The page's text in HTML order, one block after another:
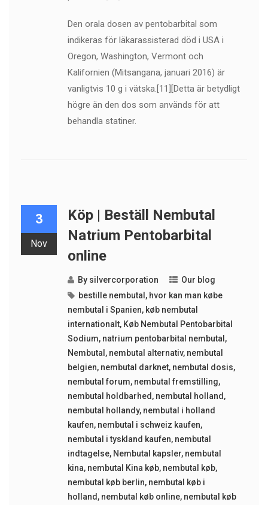
Den orala dosen av pentobarbital som
indikeras för läkarassisterad död i USA i
Oregon, Washington, Vermont och
Kalifornien (Mitsangana, januari 2016) är
vanligtvis 10 g i vätska.[11][Detta är betydligt
högre än den dos som används för att
behandla statiner.
3
Nov
Köp | Beställ Nembutal
Natrium Pentobarbital
online
By silvercorporation
Our blog
bestille nembutal, hvor kan man købe
nembutal i Spanien, køb nembutal
internationalt, Køb Nembutal Pentobarbital
Sodium, natrium pentobarbital nembutal,
Nembutal, nembutal alternativ, nembutal
belgien, nembutal darknet, nembutal dosis,
nembutal forum, nembutal fremstilling,
nembutal holdbarhed, nembutal holland,
nembutal hollandy, nembutal i holland
kaufen, nembutal i schweiz kaufen,
nembutal i tyskland kaufen, nembutal
indtagelse, Nembutal kapsler, nembutal
kina, nembutal Kina køb, nembutal køb,
nembutal køb berlin, nembutal køb i
holland, nembutal køb online, nembutal køb